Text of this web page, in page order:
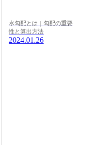
水勾配とは｜勾配の重要
性と算出方法
2024.01.26